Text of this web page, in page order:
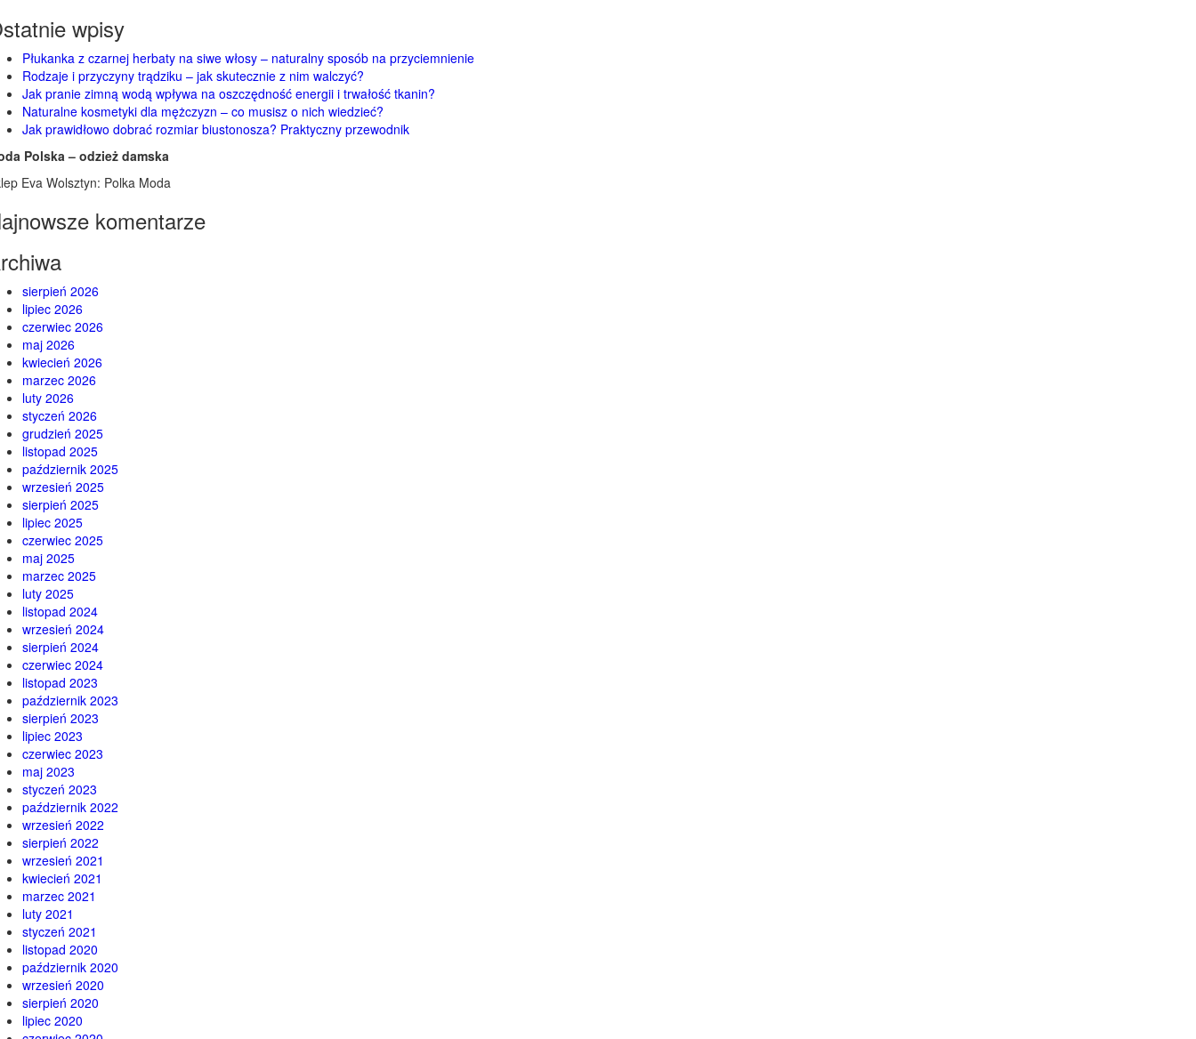
wpisy
Płukanka z czarnej herbaty na siwe włosy – naturalny sposób na przyciemnienie
Rodzaje i przyczyny trądziku – jak skutecznie z nim walczyć?
Jak pranie zimną wodą wpływa na oszczędność energii i trwałość tkanin?
Naturalne kosmetyki dla mężczyzn – co musisz o nich wiedzieć?
Jak prawidłowo dobrać rozmiar biustonosza? Praktyczny przewodnik
Polska – odzież damska
Eva Wolsztyn: Polka Moda
komentarze
sierpień 2026
lipiec 2026
czerwiec 2026
maj 2026
kwiecień 2026
marzec 2026
luty 2026
styczeń 2026
grudzień 2025
listopad 2025
październik 2025
wrzesień 2025
sierpień 2025
lipiec 2025
czerwiec 2025
maj 2025
marzec 2025
luty 2025
listopad 2024
wrzesień 2024
sierpień 2024
czerwiec 2024
listopad 2023
październik 2023
sierpień 2023
lipiec 2023
czerwiec 2023
maj 2023
styczeń 2023
październik 2022
wrzesień 2022
sierpień 2022
wrzesień 2021
kwiecień 2021
marzec 2021
luty 2021
styczeń 2021
listopad 2020
październik 2020
wrzesień 2020
sierpień 2020
lipiec 2020